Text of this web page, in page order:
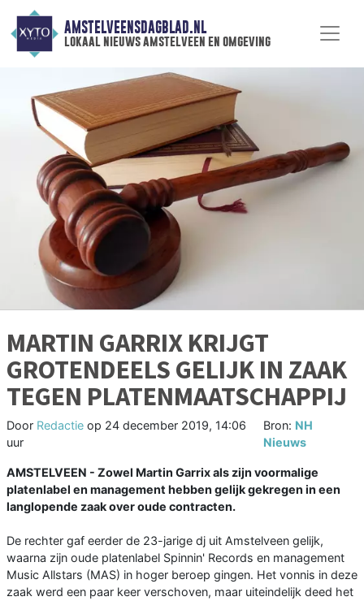
AMSTELVEENSDAGBLAD.NL
lokaal nieuws amstelveen en omgeving
MARTIN GARRIX KRIJGT
GROTENDEELS GELIJK IN ZAAK
TEGEN PLATENMAATSCHAPPIJ
Door Redactie op 24 december 2019, 14:06
uur
Bron: NH
Nieuws
AMSTELVEEN - Zowel Martin Garrix als zijn voormalige
platenlabel en management hebben gelijk gekregen in een
langlopende zaak over oude contracten.
De rechter gaf eerder de 23-jarige dj uit Amstelveen gelijk,
waarna zijn oude platenlabel Spinnin' Records en management
Music Allstars (MAS) in hoger beroep gingen. Het vonnis in deze
zaak werd een paar keer verschoven, maar uiteindelijk deed het